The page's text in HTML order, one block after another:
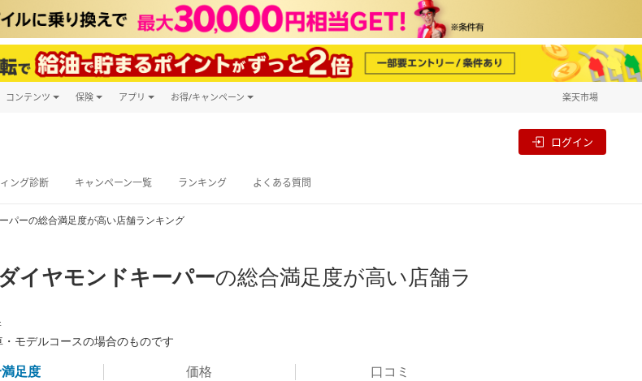
コンテンツ 保険 アプリ お得/キャンペーン 楽天市場
ログイン
ング診断 キャンペーン一覧 ランキング よくある質問
パーの総合満足度が高い店舗ランキング
イヤモンドキーパーの総合満足度が高い店舗ラ
・モデルコースの場合のものです
足度 価格 口コミ